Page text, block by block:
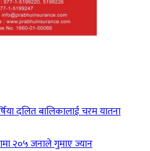
दलित बालिकालाई चरम यातना
२०५ जनाले गुमाए ज्यान